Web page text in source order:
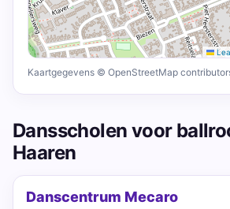
Kaartgegevens © OpenStreetMap
Dansscholen voor
Haaren
Danscentrum Mecaro